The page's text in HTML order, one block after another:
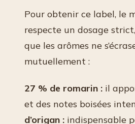
Pour obtenir ce label, le
respecte un dosage
que les arômes ne
mutuellement :
27 % de romarin : il
et des notes boisées
d’origan : indispensable